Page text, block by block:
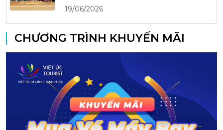
19/06/2026
CHƯƠNG TRÌNH KHUYẾN MÃI